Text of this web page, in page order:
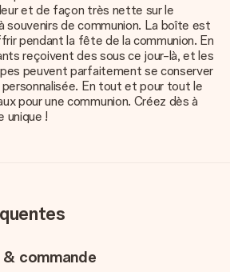
et de façon très nette sur le
souvenirs de communion. La boîte est
pendant la fête de la communion. En
reçoivent des sous ce jour-là, et les
peuvent parfaitement se conserver
En tout et pour tout le
pour une communion. Créez dès à
unique !
commande